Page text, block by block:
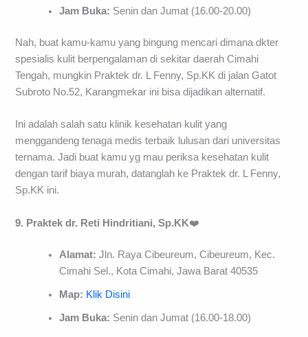
Jam Buka: Senin dan Jumat (16.00-20.00)
Nah, buat kamu-kamu yang bingung mencari dimana dkter
spesialis kulit berpengalaman di sekitar daerah Cimahi
Tengah, mungkin Praktek dr. L Fenny, Sp.KK di jalan Gatot
Subroto No.52, Karangmekar ini bisa dijadikan alternatif.
Ini adalah salah satu klinik kesehatan kulit yang
menggandeng tenaga medis terbaik lulusan dari universitas
ternama. Jadi buat kamu yg mau periksa kesehatan kulit
dengan tarif biaya murah, datanglah ke Praktek dr. L Fenny,
Sp.KK ini.
9. Praktek dr. Reti Hindritiani, Sp.KK❤️
Alamat: Jln. Raya Cibeureum, Cibeureum, Kec.
Cimahi Sel., Kota Cimahi, Jawa Barat 40535
Map: Klik Disini
Jam Buka: Senin dan Jumat (16.00-18.00)